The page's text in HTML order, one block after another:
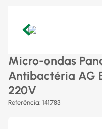
Micro-ondas
Antibactéria AG
220V
Referência: 141783